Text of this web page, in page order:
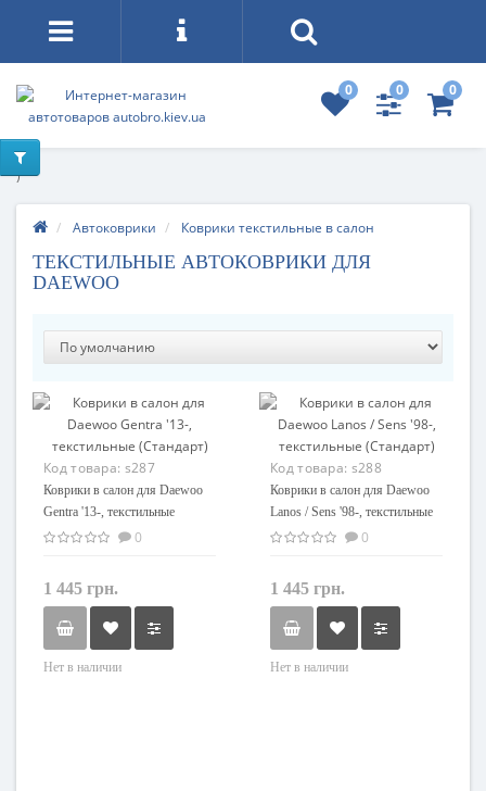
0 0 0
)
Автоковрики Коврики текстильные в салон
ТЕКСТИЛЬНЫЕ АВТОКОВРИКИ ДЛЯ
DAEWOO
Код товара: s287
Коврики в салон для Daewoo
Gentra '13-, текстильные
(Стандарт)
0
1 445 грн.
Нет в наличии
Код товара: s288
Коврики в салон для Daewoo
Lanos / Sens '98-, текстильные
(Стандарт)
0
1 445 грн.
Нет в наличии